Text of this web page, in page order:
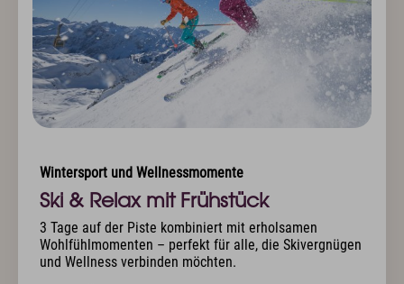
Wintersport und Wellnessmomente
Ski & Relax mit Frühstück
3 Tage auf der Piste kombiniert mit erholsamen
Wohlfühlmomenten – perfekt für alle, die Skivergnügen
und Wellness verbinden möchten.